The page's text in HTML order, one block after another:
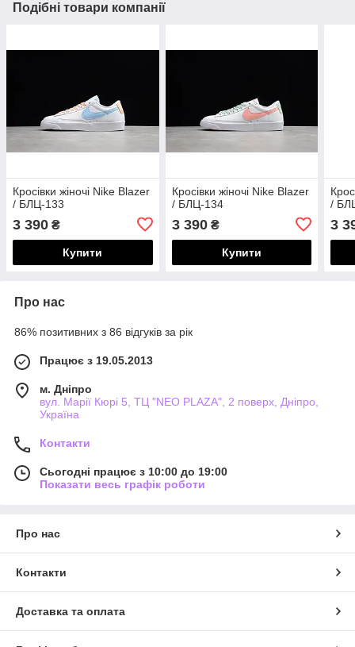
Подібні товари компанії
Кросівки жіночі Nike Blazer
/ БЛЦ-133
3 390 ₴
Купити
Кросівки жіночі Nike Blazer
/ БЛЦ-134
3 390₴
Купити
/
3
Про нас
86% позитивних з 86 відгуків за рік
Працює з 19.05.2013
м. Дніпро
вул. Марії Кюрі 5, ТЦ "NEO PLAZA", 2 поверх, Дніпро,
Україна
Контакти
Сьогодні працює з 10:00 до 19:00
Показати весь графік роботи
Про нас
Контакти
Доставка та оплата